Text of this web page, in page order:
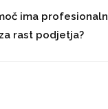
ima
rast podjetja?